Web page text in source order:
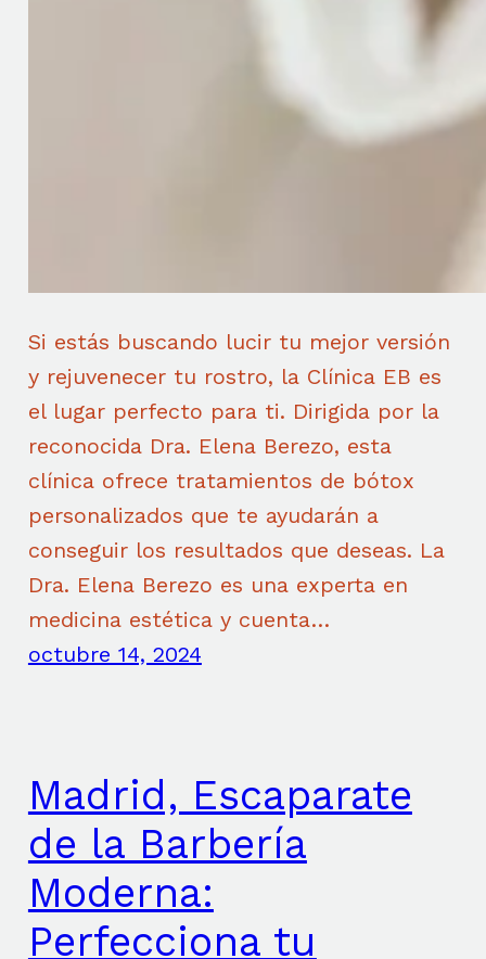
Si estás buscando lucir tu mejor versión
y rejuvenecer tu rostro, la Clínica EB es
el lugar perfecto para ti. Dirigida por la
reconocida Dra. Elena Berezo, esta
clínica ofrece tratamientos de bótox
personalizados que te ayudarán a
conseguir los resultados que deseas. La
Dra. Elena Berezo es una experta en
medicina estética y cuenta…
octubre 14, 2024
Madrid, Escaparate
de la Barbería
Moderna:
Perfecciona tu